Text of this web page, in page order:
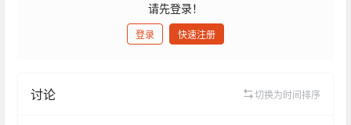
请先登录！
登录 快速注册
讨论 切换为时间排序